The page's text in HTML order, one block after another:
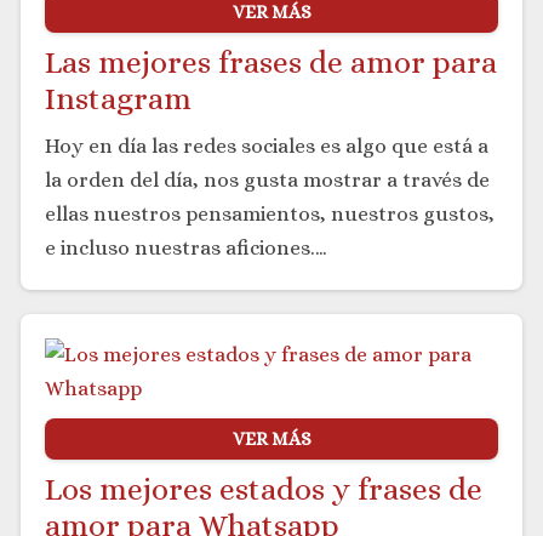
VER MÁS
Las mejores frases de amor para
Instagram
Hoy en día las redes sociales es algo que está a
la orden del día, nos gusta mostrar a través de
ellas nuestros pensamientos, nuestros gustos,
e incluso nuestras aficiones.…
VER MÁS
Los mejores estados y frases de
amor para Whatsapp